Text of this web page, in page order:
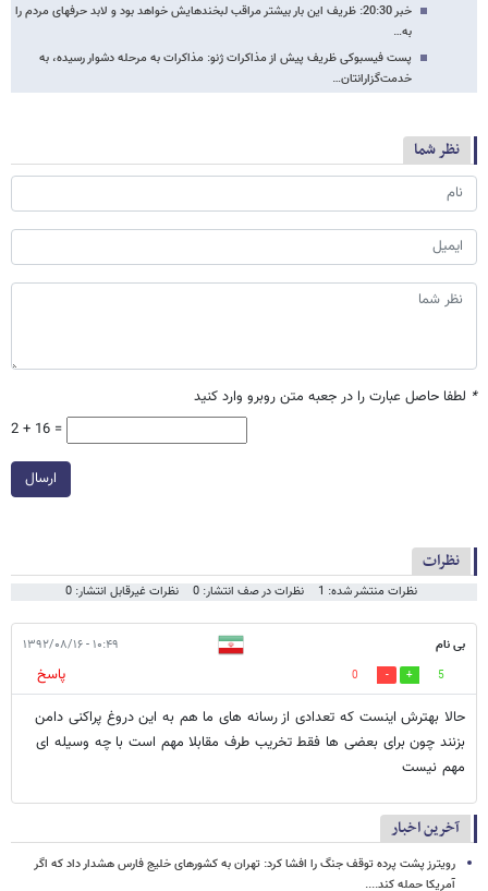
خبر 20:30: ظریف این بار بیشتر مراقب لبخندهایش خواهد بود و لابد حرف​های مردم را
به…
پست فیسبوکی‌ ظریف پیش از مذاکرات‌ ژنو: مذاکرات به‌ مرحله دشوار رسیده، به
خدمت‌گزارانتان…
نظر شما
* لطفا حاصل عبارت را در جعبه متن روبرو وارد کنید
2 + 16 =
ارسال
نظرات
نظرات منتشر شده: 1 نظرات در صف انتشار: 0 نظرات غیرقابل انتشار: 0
بی نام ۱۰:۴۹ - ۱۳۹۲/۰۸/۱۶
5
0
پاسخ
حالا بهترش اینست که تعدادی از رسانه های ما هم به این دروغ پراکنی دامن
بزنند چون برای بعضی ها فقط تخریب طرف مقابلا مهم است با چه وسیله ای
مهم نیست
آخرین اخبار
رویترز پشت پرده توقف جنگ را افشا کرد: تهران به کشورهای خلیج فارس هشدار داد که اگر
آمریکا حمله کند....